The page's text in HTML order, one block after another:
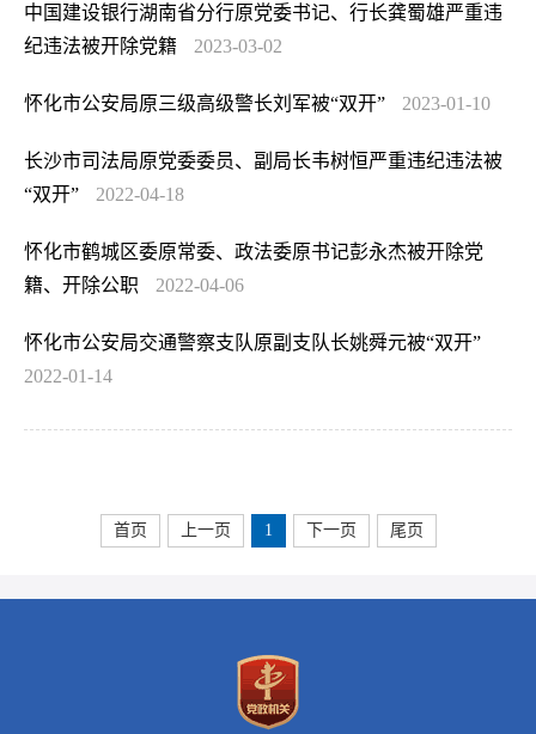
中国建设银行湖南省分行原党委书记、行长龚蜀雄严重违
纪违法被开除党籍
2023-03-02
怀化市公安局原三级高级警长刘军被“双开” 2023-01-10
长沙市司法局原党委委员、副局长韦树恒严重违纪违法被
“双开”
2022-04-18
怀化市鹤城区委原常委、政法委原书记彭永杰被开除党
籍、开除公职
2022-04-06
怀化市公安局交通警察支队原副支队长姚舜元被“双开”
2022-01-14
首页 上一页 1 下一页 尾页